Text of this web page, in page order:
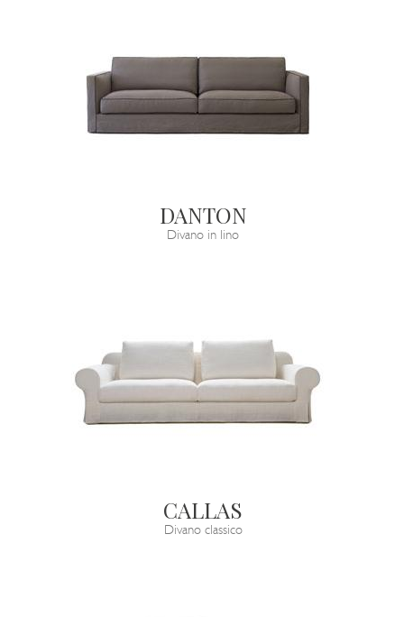
DANTON
Divano in lino
CALLAS
Divano classico